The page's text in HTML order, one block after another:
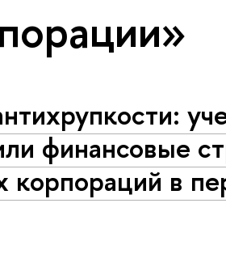
финансовые
корпораций в